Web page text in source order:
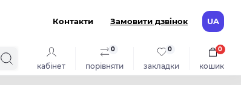
Контакти Замовити дзвінок UA
кабінет порівняти
0
закладки
0
кошик
0